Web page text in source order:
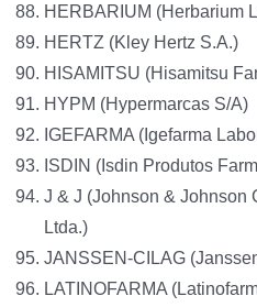
HERBARIUM (Herbarium
HERTZ (Kley Hertz S.A.)
HISAMITSU (Hisamitsu
HYPM (Hypermarcas S/A)
IGEFARMA (Igefarma
ISDIN (Isdin Produtos
J & J (Johnson & Johnson
Ltda.)
JANSSEN-CILAG
LATINOFARMA